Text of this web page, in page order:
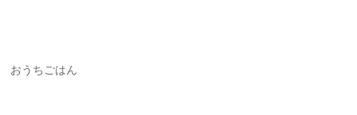
おうちごはん